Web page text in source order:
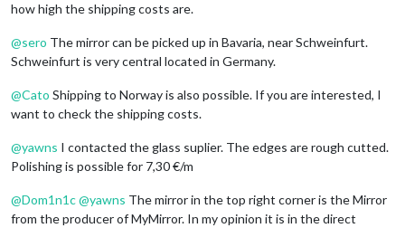
how high the shipping costs are.
@sero The mirror can be picked up in Bavaria, near Schweinfurt.
Schweinfurt is very central located in Germany.
@Cato Shipping to Norway is also possible. If you are interested, I
want to check the shipping costs.
@yawns I contacted the glass suplier. The edges are rough cutted.
Polishing is possible for 7,30 €/m
@Dom1n1c@yawns The mirror in the top right corner is the Mirror
from the producer of MyMirror. In my opinion it is in the direct